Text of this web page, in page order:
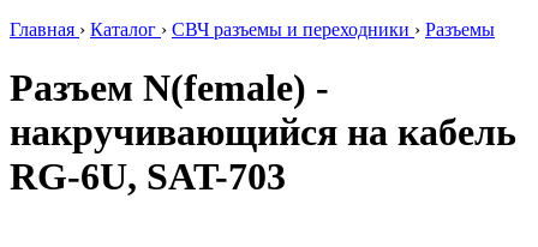
Главная › Каталог › СВЧ разъемы и переходники › Разъемы
Разъем N(female) -
накручивающийся на кабель
RG-6U, SAT-703